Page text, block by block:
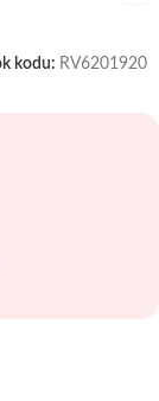
kodu: RV6201920